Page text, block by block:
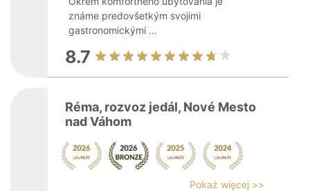
známe predovšetkým svojimi
gastronomickými ...
8.7
Réma, rozvoz jedál, Nové Mesto
nad Váhom
Pokaż więcej >>